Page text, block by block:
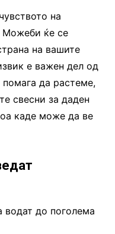
на
Можеби ќе се
на вашите
е важен дел од
да растеме,
свесни за даден
каде може да ве
водат до поголема